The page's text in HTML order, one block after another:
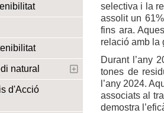
natural
d'Acció
selectiva i la
assolit un
fins ara.
relació amb la
Durant l’any
tones de
l’any 2024.
associats al
demostra